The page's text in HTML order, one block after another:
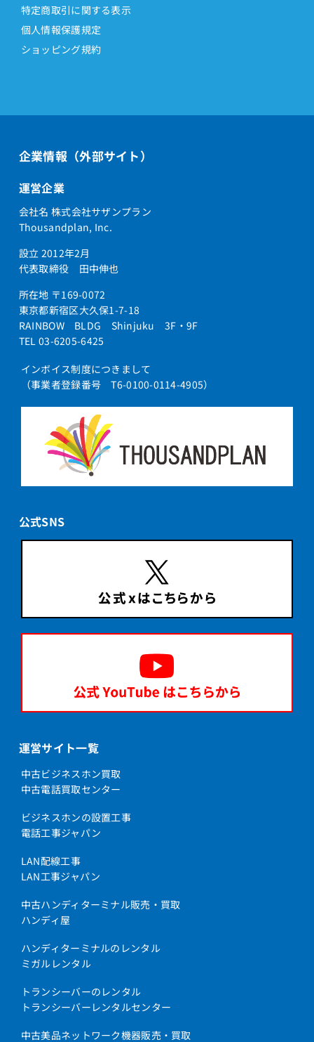
特定商取引に関する表示
個人情報保護規定
ショッピング規約
企業情報（外部サイト）
運営企業
会社名 株式会社サザンプラン
Thousandplan, Inc.
設立 2012年2月
代表取締役 田中伸也
所在地 〒169-0072
東京都新宿区大久保1-7-18
RAINBOW BLDG Shinjuku 3F・9F
TEL 03-6205-6425
インボイス制度につきまして
（事業者登録番号 T6-0100-0114-4905）
公式SNS
運営サイト一覧
中古ビジネスホン買取
中古電話買取センター
ビジネスホンの設置工事
電話工事ジャパン
LAN配線工事
LAN工事ジャパン
中古ハンディターミナル販売・買取
ハンディ屋
ハンディターミナルのレンタル
ミガルレンタル
トランシーバーのレンタル
トランシーバーレンタルセンター
中古美品ネットワーク機器販売・買取